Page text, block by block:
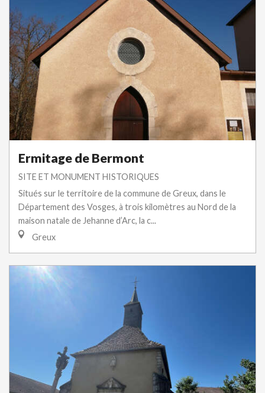
Ermitage de Bermont
SITE ET MONUMENT HISTORIQUES
Situés sur le territoire de la commune de Greux, dans le
Département des Vosges, à trois kilomètres au Nord de la
maison natale de Jehanne d’Arc, la c...
Greux